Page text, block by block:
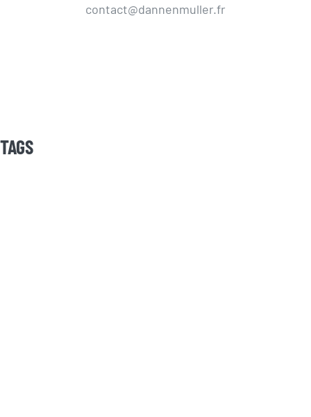
contact@dannenmuller.fr
TAGS